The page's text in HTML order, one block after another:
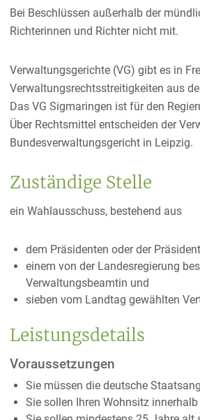
Bei Beschlüssen außerhalb der
Richterinnen und Richter nicht mit.
Verwaltungsgerichte (VG) gibt es in
Verwaltungsrechtsstreitigkeiten aus
Das VG Sigmaringen ist für den
Über Rechtsmittel entscheiden der
Bundesverwaltungsgericht in Leipzig.
Zuständige Stelle
ein Wahlausschuss, bestehend aus
dem Präsidenten oder der
einem von der Landesregierung
Verwaltungsbeamtin und
sieben vom Landtag gewählten
Leistungsdetails
Voraussetzungen
Sie müssen die deutsche
Sie sollen Ihren Wohnsitz